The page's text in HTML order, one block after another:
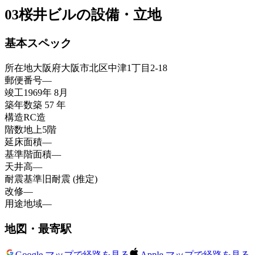
03桜井ビルの設備・立地
基本スペック
所在地大阪府大阪市北区中津1丁目2-18
郵便番号—
竣工1969年 8月
築年数築 57 年
構造RC造
階数地上5階
延床面積—
基準階面積—
天井高—
耐震基準 旧耐震 (推定)
改修—
用途地域—
地図・最寄駅